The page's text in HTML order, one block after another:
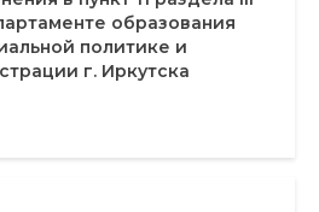
образования
политике и
г. Иркутска